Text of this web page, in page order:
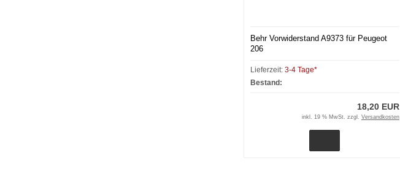
Behr Vorwiderstand A9373 für Peugeot
206
Lieferzeit: 3-4 Tage*
Bestand:
18,20 EUR
inkl. 19 % MwSt. zzgl. Versandkosten